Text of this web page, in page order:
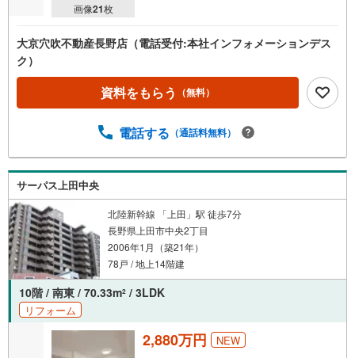
画像21枚
大京穴吹不動産長野店（電話受付:本社インフォメーションデス
ク）
資料をもらう （無料）
電話する （通話料無料）
サーパス上田中央
北陸新幹線 「上田」駅 徒歩7分
長野県上田市中央2丁目
2006年1月（築21年）
78戸 / 地上14階建
10階 / 南東 / 70.33m2 / 3LDK
リフォーム
2,880万円 NEW